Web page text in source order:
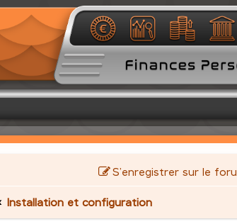
S’enregistrer sur le
Installation et configuration